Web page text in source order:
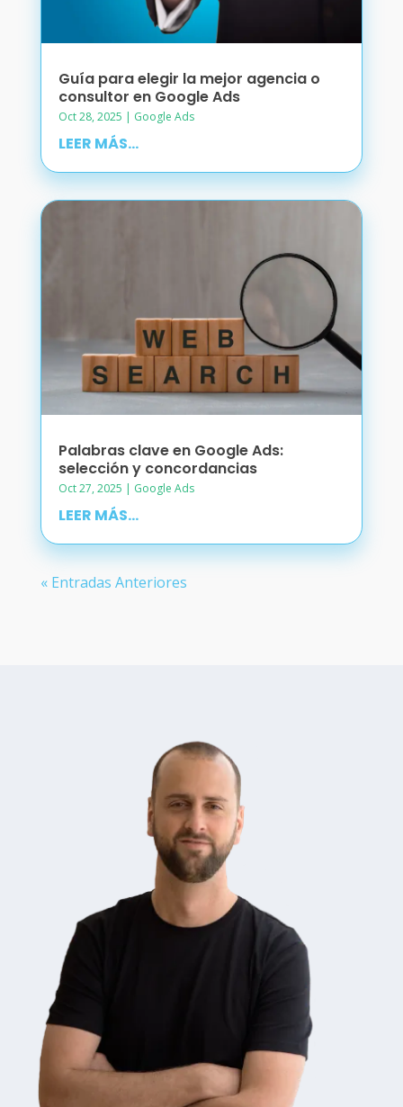
Guía para elegir la mejor agencia o
consultor en Google Ads
Oct 28, 2025 | Google Ads
LEER MÁS...
Palabras clave en Google Ads:
selección y concordancias
Oct 27, 2025 | Google Ads
LEER MÁS...
« Entradas Anteriores